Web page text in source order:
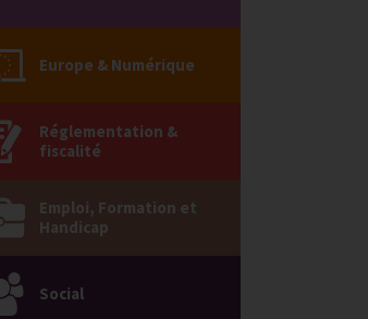
Europe & Numérique
Réglementation &
fiscalité
Emploi, Formation et
Handicap
Social